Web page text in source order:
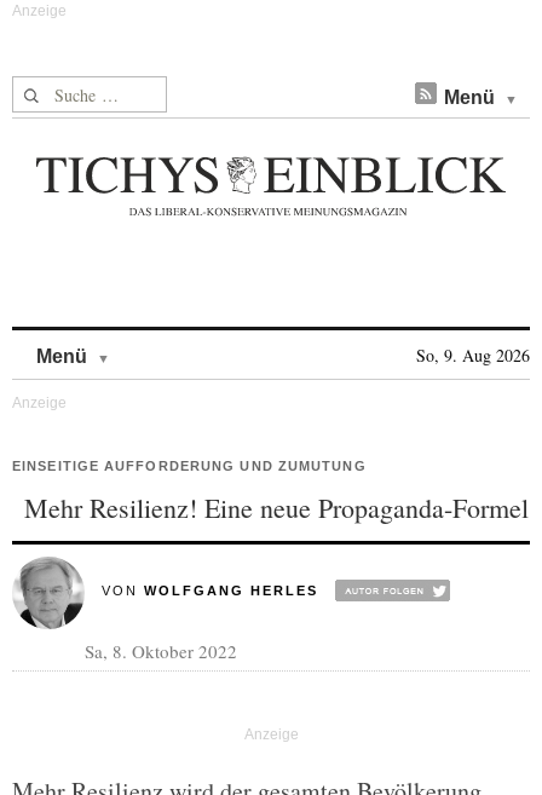
Suche nach: Menü
Menü So, 9. Aug 2026
EINSEITIGE AUFFORDERUNG UND ZUMUTUNG
Mehr Resilienz! Eine neue Propaganda-Formel
VON WOLFGANG HERLES
Sa, 8. Oktober 2022